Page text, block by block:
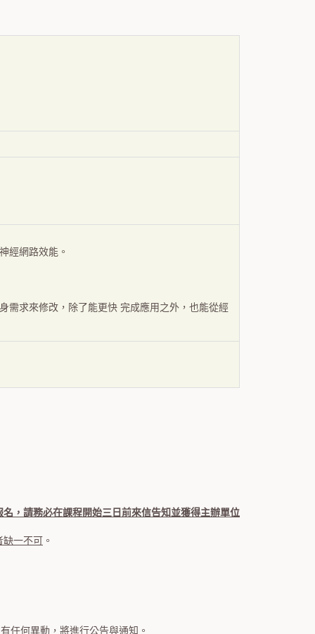
經網路效能。
需求來修改，除了能更快 完成應用之外，也能從經
名，請務必在課程開始三日前來信告知並獲得主辦單位
缺一不可 。
任何異動，將進行公告與通知。